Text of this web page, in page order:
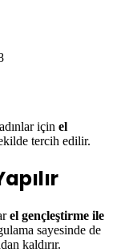
için el
tercih edilir.
el gençleştirme ile
sayesinde de
kaldırır.